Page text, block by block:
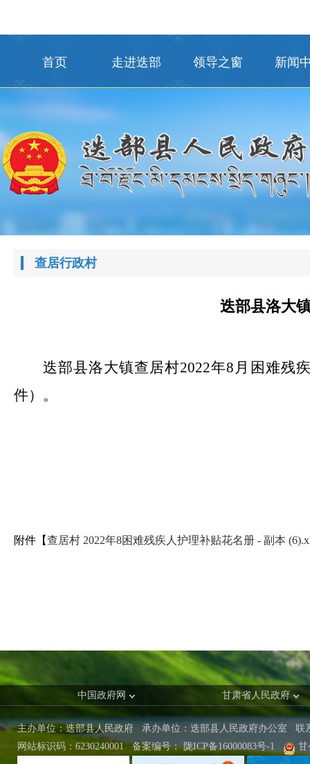
首页 走进迭部 领导之窗 新闻
查居行政村
迭部县洛大
迭部县洛大镇查居村2022年8月困难残
件）。
附件【查居村 2022年8困难残疾人护理补贴花名册 - 副本
中国政府网 甘肃省人民政府
主办单位：迭部县人民政府 承办单位：迭部县人民政府办公室 联
网站标识码：6230240001
备案编号： 陇ICP备16000083号-1 甘